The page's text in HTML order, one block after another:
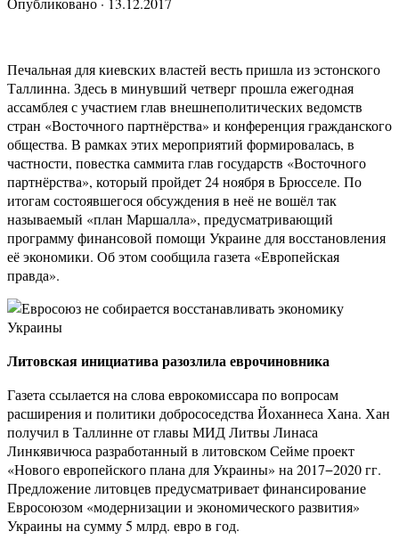
Печальная для киевских властей весть пришла из эстонского
Таллинна. Здесь в минувший четверг прошла ежегодная
ассамблея с участием глав внешнеполитических ведомств
стран «Восточного партнёрства» и конференция гражданского
общества. В рамках этих мероприятий формировалась, в
частности, повестка саммита глав государств «Восточного
партнёрства», который пройдет 24 ноября в Брюсселе. По
итогам состоявшегося обсуждения в неё не вошёл так
называемый «план Маршалла», предусматривающий
программу финансовой помощи Украине для восстановления
её экономики. Об этом сообщила газета «Европейская
правда».
Литовская инициатива разозлила еврочиновника
Газета ссылается на слова еврокомиссара по вопросам
расширения и политики добрососедства Йоханнеса Хана. Хан
получил в Таллинне от главы МИД Литвы Линаса
Линкявичюса разработанный в литовском Сейме проект
«Нового европейского плана для Украины» на 2017−2020 гг.
Предложение литовцев предусматривает финансирование
Евросоюзом «модернизации и экономического развития»
Украины на сумму 5 млрд. евро в год.